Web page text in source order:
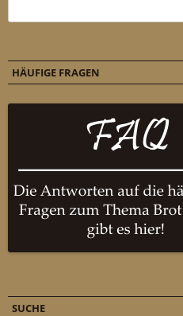
HÄUFIGE FRAGEN
SUCHE